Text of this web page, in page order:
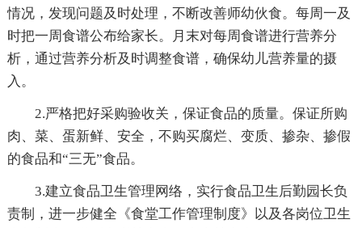
情况，发现问题及时处理，不断改善师幼伙食。每周一及
时把一周食谱公布给家长。月末对每周食谱进行营养分
析，通过营养分析及时调整食谱，确保幼儿营养量的摄
入。
2.严格把好采购验收关，保证食品的质量。保证所购
肉、菜、蛋新鲜、安全，不购买腐烂、变质、掺杂、掺假
的食品和“三无”食品。
3.建立食品卫生管理网络，实行食品卫生后勤园长负
责制，进一步健全《食堂工作管理制度》以及各岗位卫生